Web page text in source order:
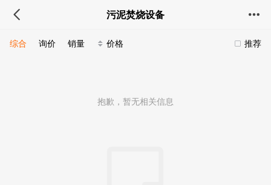
污泥焚烧设备
推荐
综合 询价 销量 价格
抱歉，暂无相关信息